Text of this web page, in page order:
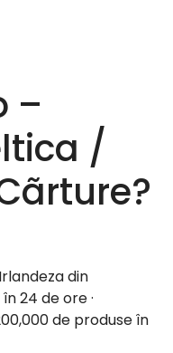
–
/
din
24 de ore ·
de produse în